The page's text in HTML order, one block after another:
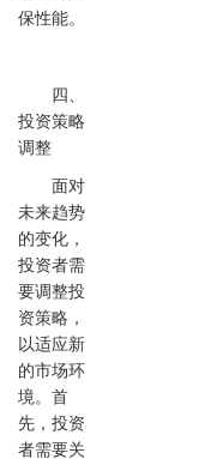
保性能。
四、
投资策略
调整
面对
未来趋势
的变化，
投资者需
要调整投
资策略，
以适应新
的市场环
境。首
先，投资
者需要关